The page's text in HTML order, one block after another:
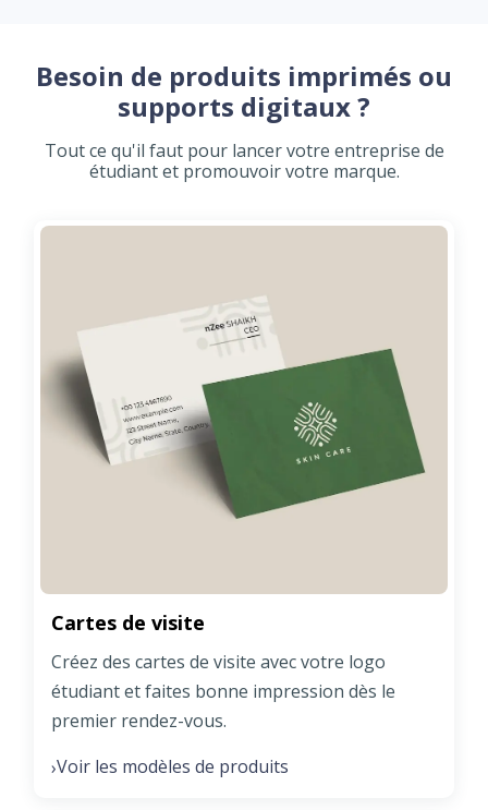
Besoin de produits imprimés ou
supports digitaux ?
Tout ce qu'il faut pour lancer votre entreprise de
étudiant et promouvoir votre marque.
Cartes de visite
Créez des cartes de visite avec votre logo
étudiant et faites bonne impression dès le
premier rendez-vous.
›Voir les modèles de produits